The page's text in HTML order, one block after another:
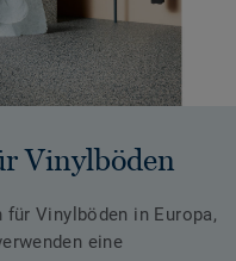
Vinylböden
Vinylböden in Europa,
eine